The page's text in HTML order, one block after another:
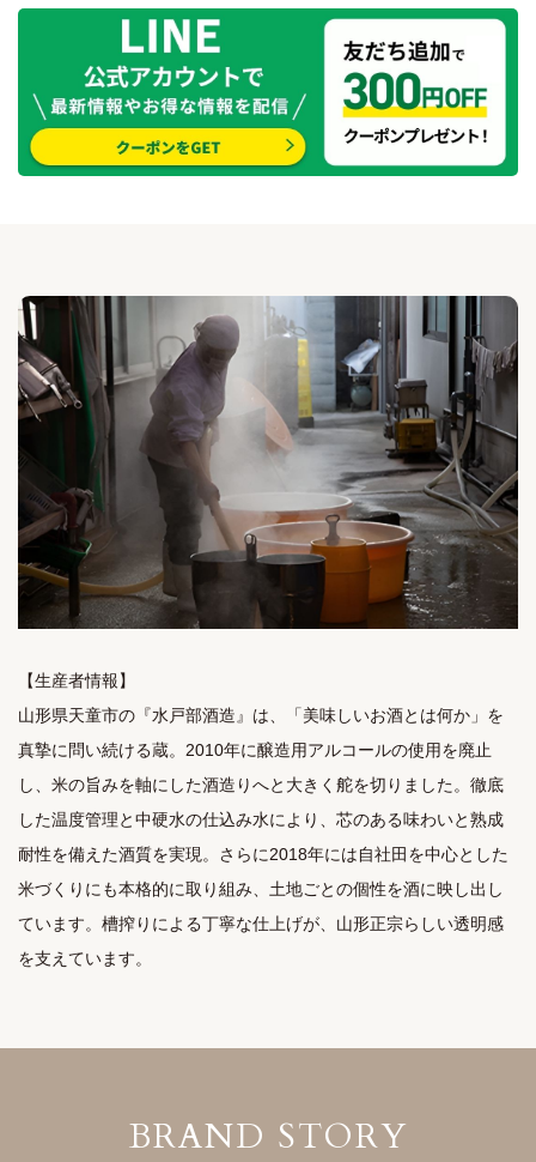
【生産者情報】
山形県天童市の『水戸部酒造』は、「美味しいお酒とは何か」を
真摯に問い続ける蔵。2010年に醸造用アルコールの使用を廃止
し、米の旨みを軸にした酒造りへと大きく舵を切りました。徹底
した温度管理と中硬水の仕込み水により、芯のある味わいと熟成
耐性を備えた酒質を実現。さらに2018年には自社田を中心とした
米づくりにも本格的に取り組み、土地ごとの個性を酒に映し出し
ています。槽搾りによる丁寧な仕上げが、山形正宗らしい透明感
を支えています。
BRAND STORY